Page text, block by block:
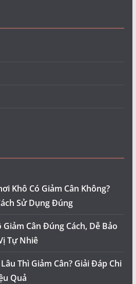
Khô Có Giảm Cân Không?
Sử Dụng Đúng
Cân Đúng Cách, Dễ Bảo
Tự Nhiê
Thì Giảm Cân? Giải Đáp Chi
Quả